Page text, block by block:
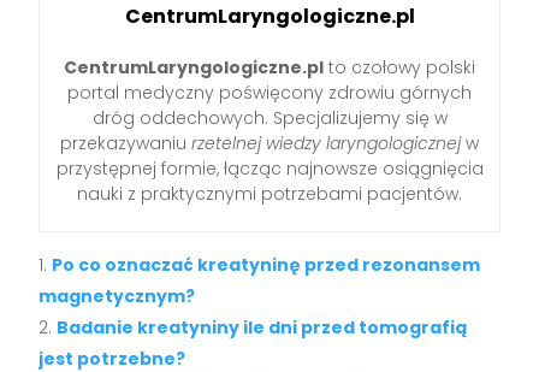
CentrumLaryngologiczne.pl
CentrumLaryngologiczne.pl to czołowy polski
portal medyczny poświęcony zdrowiu górnych
dróg oddechowych. Specjalizujemy się w
przekazywaniu rzetelnej wiedzy laryngologicznejw
przystępnej formie, łącząc najnowsze osiągnięcia
nauki z praktycznymi potrzebami pacjentów.
Po co oznaczać kreatyninę przed rezonansem
magnetycznym?
Badanie kreatyniny ile dni przed tomografią
jest potrzebne?